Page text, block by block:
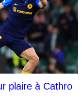
plaire à Cathro